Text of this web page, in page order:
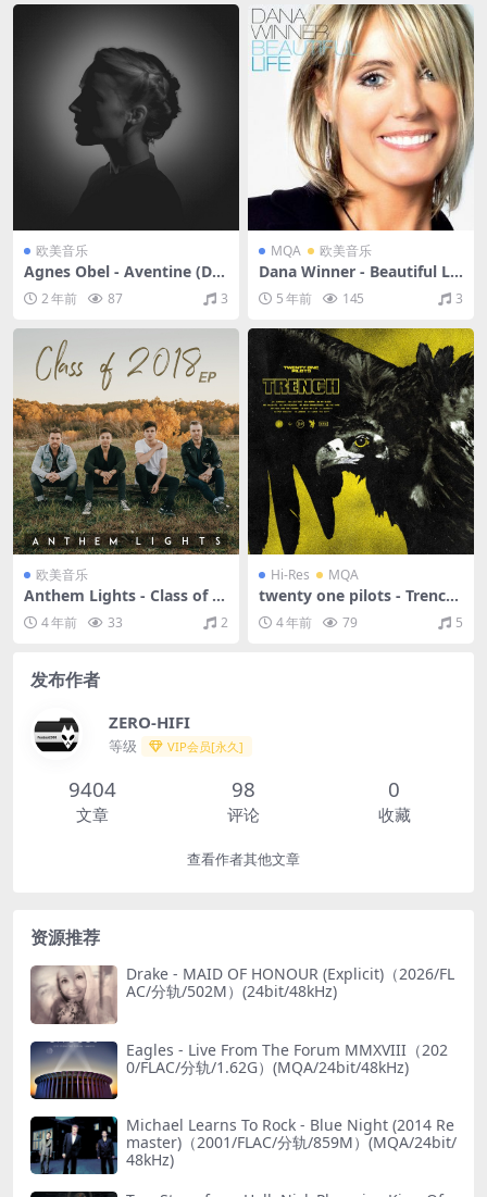
欧美音乐
Agnes Obel - Aventine (Del
uxe Version)（2013/FLAC/
分轨/449M）
2 年前 87 3
MQA 欧美音乐
Dana Winner - Beautiful Lif
e（2005/FLAC/分轨/339M）
(MQA/16bit/44.1kHz)
5 年前 145 3
欧美音乐
Anthem Lights - Class of 2
018 - EP（2018/FLAC/EP分
轨/125M）
4 年前 33 2
Hi-Res MQA
twenty one pilots - Trench
（2018/FLAC/分轨/638M）
(MQA/24bit/44.1kHz)
4 年前 79 5
发布作者
ZERO-HIFI
等级 VIP会员[永久]
9404
文章
98
评论
0
收藏
查看作者其他文章
资源推荐
Drake - MAID OF HONOUR (Explicit)（2026/FL
AC/分轨/502M）(24bit/48kHz)
Eagles - Live From The Forum MMXVIII（202
0/FLAC/分轨/1.62G）(MQA/24bit/48kHz)
Michael Learns To Rock - Blue Night (2014 Re
master)（2001/FLAC/分轨/859M）(MQA/24bit/
48kHz)